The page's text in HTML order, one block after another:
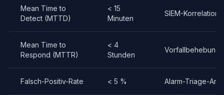
Mean Time to
Detect (MTTD)
< 15
Minuten
SIEM-
Mean Time to
Respond (MTTR)
< 4
Stunden
Falsch-Positiv-Rate < 5 % Alarm-Triage-